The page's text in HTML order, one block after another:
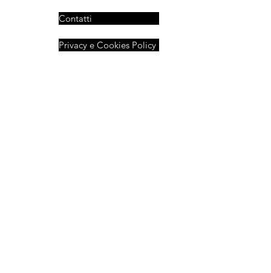
Contatti
Privacy e Cookies Policy